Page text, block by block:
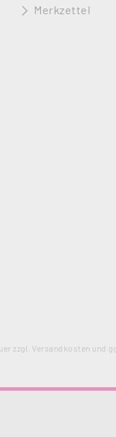
Merkzettel
zzgl. Versandkosten und